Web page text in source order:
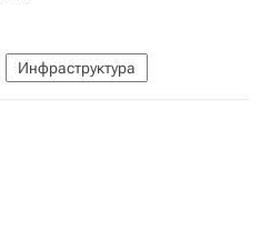
Инфраструктура